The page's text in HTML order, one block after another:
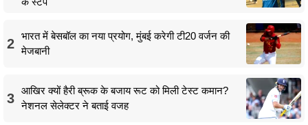
2
भारत में बेसबॉल का नया प्रयोग, मुंबई करेगी टी20 वर्जन की
मेजबानी
3
आखिर क्यों हैरी ब्रूक के बजाय रूट को मिली टेस्ट कमान?
नेशनल सेलेक्टर ने बताई वजह